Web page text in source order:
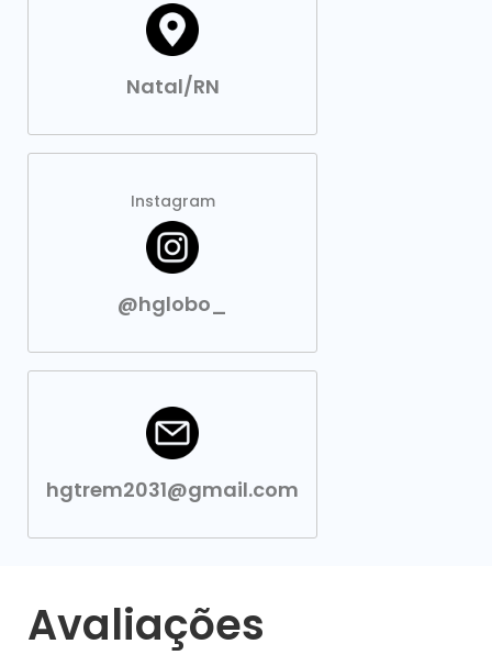
Natal/RN
Instagram
@hglobo_
hgtrem2031@gmail.com
Avaliações